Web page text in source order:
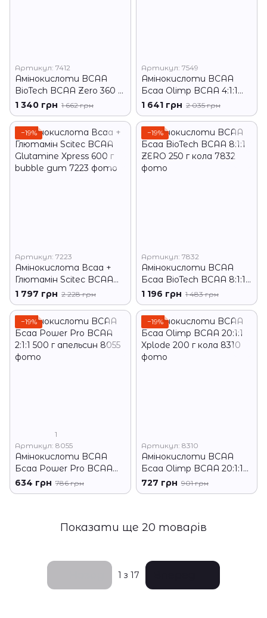
Артикул: 7412
Амінокислоти BCAA
BioTech BCAA Zero 360 г
Зелене яблуко
1 340 грн 1 662 грн
Артикул: 7549
Амінокислоти BCAA
Бсаа Olimp BCAA 4:1:1
Xplode 500 грам
фруктовий пунш
1 641 грн 2 035 грн
−19%
Артикул: 7223
Амінокислота Всаа +
Глютамін Scitec BCAA
Glutamine Xpress 600 г
bubble gum
1 797 грн 2 228 грн
−19%
Артикул: 7832
Амінокислоти BCAA
Бсаа BioTech BCAA 8:1:1
ZERO 250 г кола
1 196 грн 1 483 грн
−19%
1
Артикул: 8055
Амінокислоти BCAA
Бсаа Power Pro BCAA
2:1:1 500 г апельсин
634 грн 786 грн
−19%
Артикул: 8310
Амінокислоти BCAA
Бсаа Olimp BCAA 20:1:1
Xplode 200 г кола
727 грн 901 грн
Показати ще 20 товарів
1 з 17